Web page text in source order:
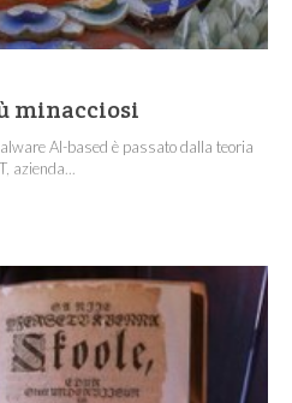
minacciosi
AI-based è passato dalla teoria
azienda...